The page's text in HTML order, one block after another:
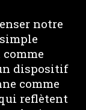
notre
dispositif
comme
reflètent